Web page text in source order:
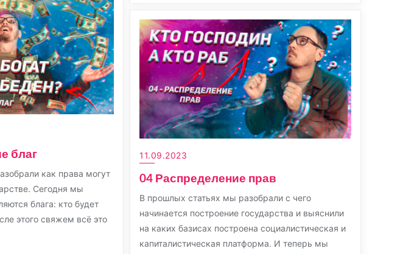
благ
как права могут
Сегодня мы
блага: кто будет
этого свяжем всё это
11.09.2023
04 Распределение прав
В прошлых статьях мы разобрали с чего
начинается построение государства и выяснили
на каких базисах построена социалистическая и
капиталистическая платформа. И теперь мы